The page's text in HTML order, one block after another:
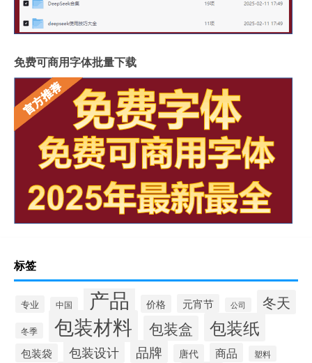
免费可商用字体批量下载
标签
专业 中国 产品 价格 元宵节 公司 冬天
冬季 包装材料 包装盒 包装纸
包装袋 包装设计 品牌 唐代 商品 塑料